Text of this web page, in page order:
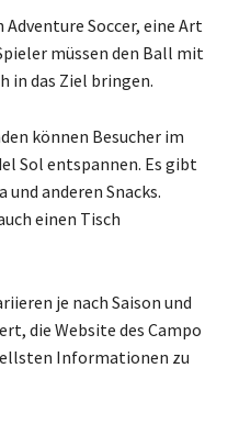
Soccer, eine Art
müssen den Ball mit
in das Ziel bringen.
können Besucher im
Sol entspannen. Es gibt
anderen Snacks.
einen Tisch
je nach Saison und
die Website des Campo
Informationen zu